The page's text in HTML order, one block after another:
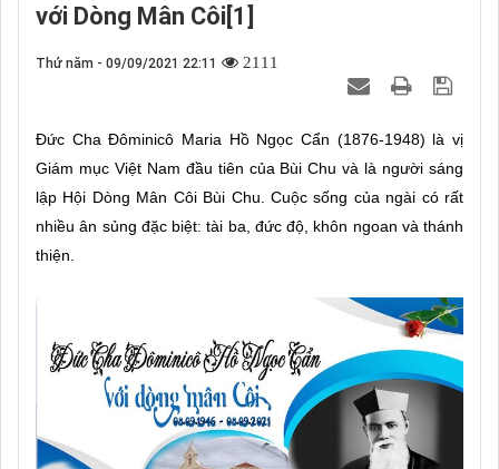
với Dòng Mân Côi[1]
Thứ năm - 09/09/2021 22:11 2111
Đức Cha Đôminicô Maria Hồ Ngọc Cẩn (1876-1948) là vị
Giám mục Việt Nam đầu tiên của Bùi Chu và là người sáng
lập Hội Dòng Mân Côi Bùi Chu. Cuộc sống của ngài có rất
nhiều ân sủng đặc biệt: tài ba, đức độ, khôn ngoan và thánh
thiện.